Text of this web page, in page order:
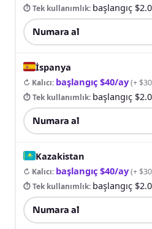
⏱ Tek kullanımlık: başlangıç
Numara al
İspanya
↻ Kalıcı: başlangıç $40/ay(+
⏱ Tek kullanımlık: başlangıç
Numara al
Kazakistan
↻ Kalıcı: başlangıç $40/ay(+
⏱ Tek kullanımlık: başlangıç
Numara al